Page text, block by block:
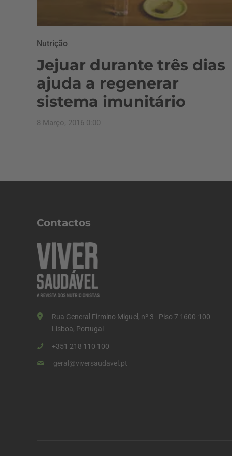
Nutrição
Jejuar durante três dias
ajuda a regenerar
sistema imunitário
8 Março, 2016 0:00
Contactos
Rua General Firmino Miguel, nº 3 - Piso 7 1600-100
Lisboa, Portugal
+351 218 110 100
geral@viversaudavel.pt